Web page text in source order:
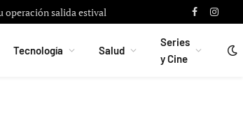
fallecimiento de su padre Facebook
Tecnología Salud
Series
y Cine